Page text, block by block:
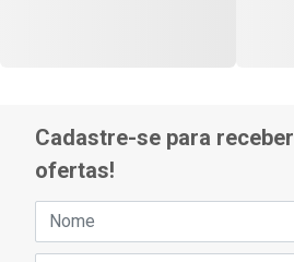
Cadastre-se para
ofertas!